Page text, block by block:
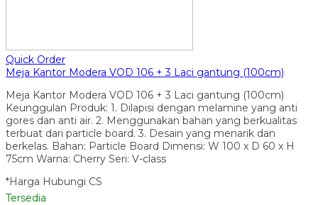
Quick Order
Meja Kantor Modera VOD 106 + 3 Laci gantung (100cm)
Meja Kantor Modera VOD 106 + 3 Laci gantung (100cm)
Keunggulan Produk: 1. Dilapisi dengan melamine yang anti
gores dan anti air. 2. Menggunakan bahan yang berkualitas
terbuat dari particle board. 3. Desain yang menarik dan
berkelas. Bahan: Particle Board Dimensi: W 100 x D 60 x H
75cm Warna: Cherry Seri: V-class
*Harga Hubungi CS
Tersedia